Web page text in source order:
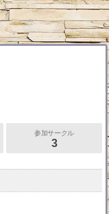
参加サークル
3